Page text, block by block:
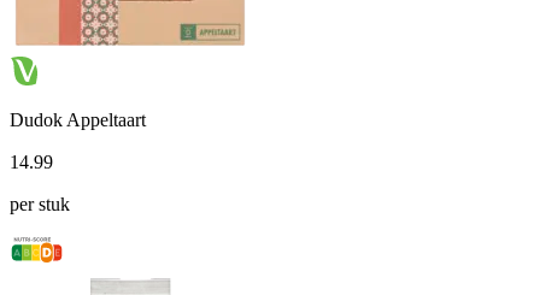
Dudok Appeltaart
14.99
per stuk